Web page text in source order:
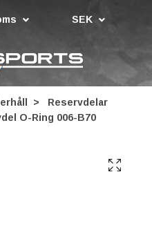
SEK
Reservdelar
O-Ring 006-B70